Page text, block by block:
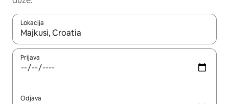
Lokacija
Kad su rezultati dostupni, možete da se krećete kroz njih
Prijava
Odjava